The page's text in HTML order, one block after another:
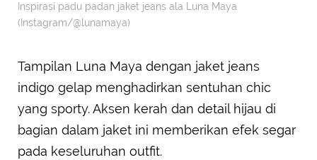
Inspirasi padu padan jaket jeans ala Luna Maya
(Instagram/@lunamaya)
Tampilan Luna Maya dengan jaket jeans
indigo gelap menghadirkan sentuhan chic
yang sporty. Aksen kerah dan detail hijau di
bagian dalam jaket ini memberikan efek segar
pada keseluruhan outfit.